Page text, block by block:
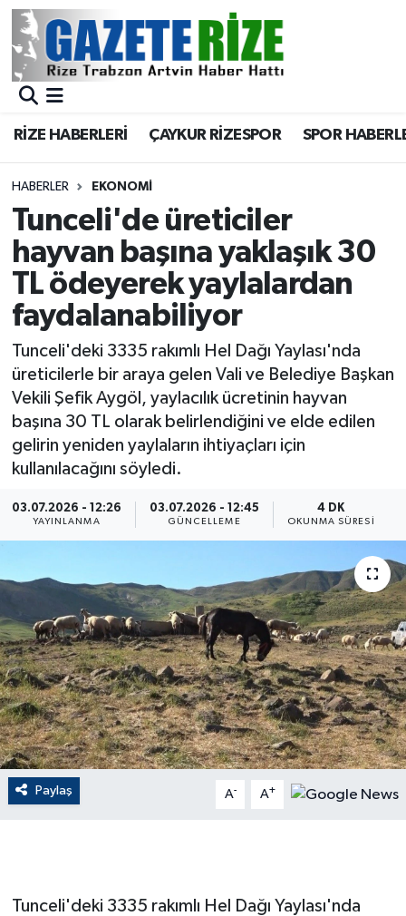
RİZE HABERLERİ ÇAYKUR RİZESPOR SPOR
HABERLER EKONOMİ
Tunceli'de üreticiler
hayvan başına yaklaşık 30
TL ödeyerek yaylalardan
faydalanabiliyor
Tunceli'deki 3335 rakımlı Hel Dağı Yaylası'nda
üreticilerle bir araya gelen Vali ve Belediye Başkan
Vekili Şefik Aygöl, yaylacılık ücretinin hayvan
başına 30 TL olarak belirlendiğini ve elde edilen
gelirin yeniden yaylaların ihtiyaçları için
kullanılacağını söyledi.
03.07.2026 - 12:26
YAYINLANMA
03.07.2026 - 12:45
GÜNCELLEME
4 DK
OKUNMA SÜRESI
Paylaş A- A+
Tunceli'deki 3335 rakımlı Hel Dağı Yaylası'nda
BÖLGEMİZ
Asayiş
Rize Jandarma Komutanlığı
Bilim Teknoloji
Bölge
Advertising news
Canlı Maç
ÇEVRE
EĞİTİM
EKONOMİ
English News
Finans
Flaş Haber
Gayrimenkul
GÜNDEM
Merkez Nöbetçi Eczaneler
Merkez Trafik Yoğunluk Haritası
Süper Lig Puan Durumu ve Fikstür
Tüm Manşetler
Son Dakika Haberleri
Haber Arşivi